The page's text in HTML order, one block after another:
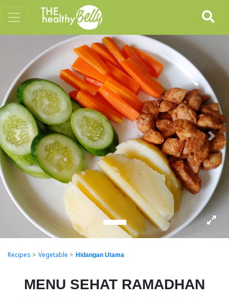
Previous Next
Recipes > Vegetable > Hidangan Utama
MENU SEHAT RAMADHAN